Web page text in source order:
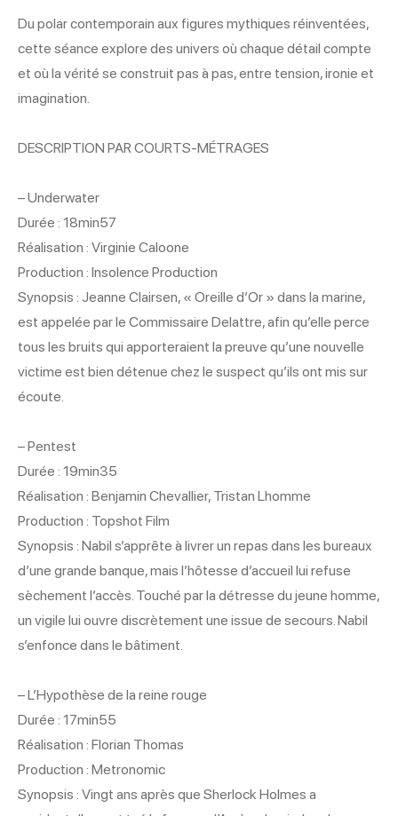
Du polar contemporain aux figures mythiques réinventées,
cette séance explore des univers où chaque détail compte
et où la vérité se construit pas à pas, entre tension, ironie et
imagination.
DESCRIPTION PAR COURTS-MÉTRAGES
– Underwater
Durée : 18min57
Réalisation : Virginie Caloone
Production : Insolence Production
Synopsis : Jeanne Clairsen, « Oreille d’Or » dans la marine,
est appelée par le Commissaire Delattre, afin qu’elle perce
tous les bruits qui apporteraient la preuve qu’une nouvelle
victime est bien détenue chez le suspect qu’ils ont mis sur
écoute.
– Pentest
Durée : 19min35
Réalisation : Benjamin Chevallier, Tristan Lhomme
Production : Topshot Film
Synopsis : Nabil s’apprête à livrer un repas dans les bureaux
d’une grande banque, mais l’hôtesse d’accueil lui refuse
sèchement l’accès. Touché par la détresse du jeune homme,
un vigile lui ouvre discrètement une issue de secours. Nabil
s’enfonce dans le bâtiment.
– L’Hypothèse de la reine rouge
Durée : 17min55
Réalisation : Florian Thomas
Production : Metronomic
Synopsis : Vingt ans après que Sherlock Holmes a